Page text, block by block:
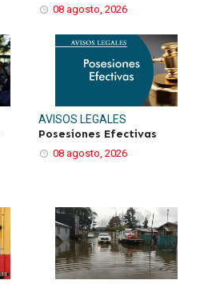
08 agosto, 2026
AVISOS LEGALES
Posesiones Efectivas
08 agosto, 2026